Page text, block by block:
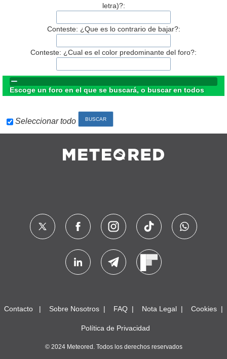
letra)?:
Conteste: ¿Que es lo contrario de bajar?:
Conteste: ¿Cual es el color predominante del foro?:
Escoge un foro en el que se buscará, o buscar en todos
Seleccionar todo
Contacto Sobre Nosotros FAQ Nota Legal Cookies
Política de Privacidad
© 2024 Meteored. Todos los derechos reservados